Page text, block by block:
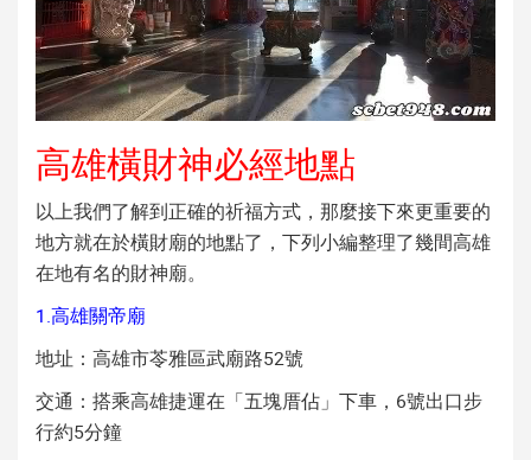
高雄橫財神必經地點
以上我們了解到正確的祈福方式，那麼接下來更重要的
地方就在於橫財廟的地點了，下列小編整理了幾間高雄
在地有名的財神廟。
1.高雄關帝廟
地址：高雄市苓雅區武廟路52號
交通：搭乘高雄捷運在「五塊厝佔」下車，6號出口步
行約5分鐘